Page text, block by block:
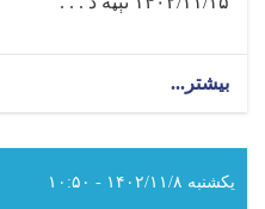
بیشتر...
ناروغۍ
نړیواله
یکشنبه ۱۴۰۲/۱۱/۸ - ۱۰:۵۰